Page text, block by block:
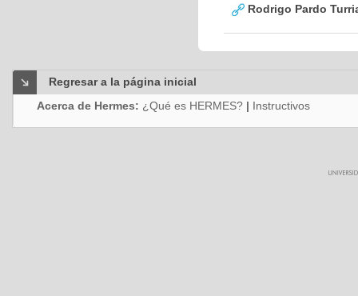
Rodrigo Pardo
Regresar a la página inicial
Acerca de Hermes: ¿Qué es HERMES? | Instructivos